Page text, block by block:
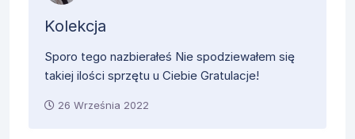
Kolekcja
Sporo tego nazbierałeś Nie spodziewałem się
takiej ilości sprzętu u Ciebie Gratulacje!
26 Września 2022